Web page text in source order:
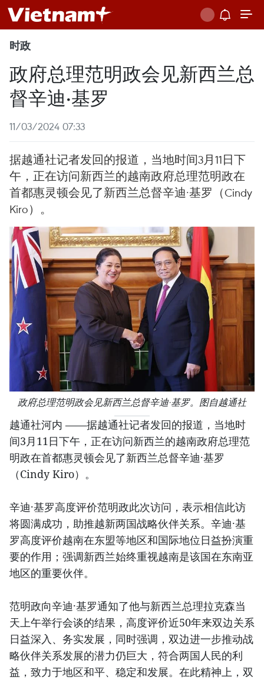
时政
政府总理范明政会见新西兰总
督辛迪·基罗
11/03/2024 07:33
据越通社记者发回的报道，当地时间3月11日下
午，正在访问新西兰的越南政府总理范明政在
首都惠灵顿会见了新西兰总督辛迪·基罗（Cindy
Kiro）。
政府总理范明政会见新西兰总督辛迪·基罗。图自越通社
越通社河内 ——据越通社记者发回的报道，当地时
间3月11日下午，正在访问新西兰的越南政府总理范
明政在首都惠灵顿会见了新西兰总督辛迪·基罗
（Cindy Kiro）。
辛迪·基罗高度评价范明政此次访问，表示相信此访
将圆满成功，助推越新两国战略伙伴关系。辛迪·基
罗高度评价越南在东盟等地区和国际地位日益扮演重
要的作用；强调新西兰始终重视越南是该国在东南亚
地区的重要伙伴。
范明政向辛迪·基罗通知了他与新西兰总理拉克森当
天上午举行会谈的结果，高度评价近50年来双边关系
日益深入、务实发展，同时强调，双边进一步推动战
略伙伴关系发展的潜力仍巨大，符合两国人民的利
益，致力于地区和平、稳定和发展。在此精神上，双